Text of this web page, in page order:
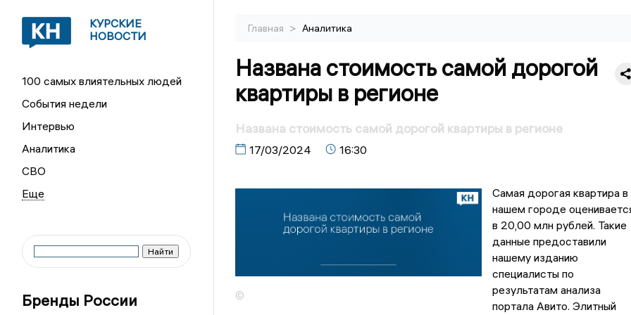
КУРСКИЕ
НОВОСТИ
100 самых влиятельных людей
События недели
Интервью
Аналитика
СВО
Бренды России
Главная > Аналитика
Названа стоимость самой дорогой
квартиры в регионе
Названа стоимость самой дорогой квартиры в регионе
17/03/2024 16:30
©
Самая дорогая квартира в
нашем городе
в 20,00 млн рублей. Такие
данные предоставили
нашему изданию
специалисты по
результатам анализа
портала Авито. Элитный